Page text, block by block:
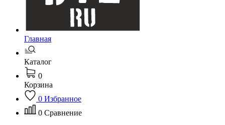
Главная
Каталог
0
Корзина
0 Избранное
0 Сравнение